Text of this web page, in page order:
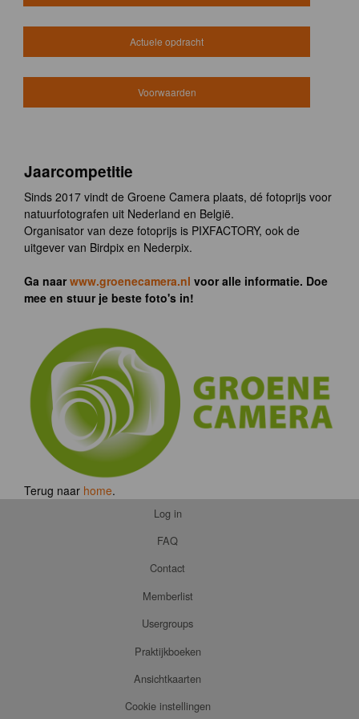
Actuele opdracht
Voorwaarden
Jaarcompetitie
Sinds 2017 vindt de Groene Camera plaats, dé fotoprijs voor
natuurfotografen uit Nederland en België.
Organisator van deze fotoprijs is PIXFACTORY, ook de
uitgever van Birdpix en Nederpix.
Ga naarwww.groenecamera.nl voor alle informatie. Doe
mee en stuur je beste foto's in!
Terug naar home.
Log in
FAQ
Contact
Memberlist
Usergroups
Praktijkboeken
Ansichtkaarten
Cookie instellingen